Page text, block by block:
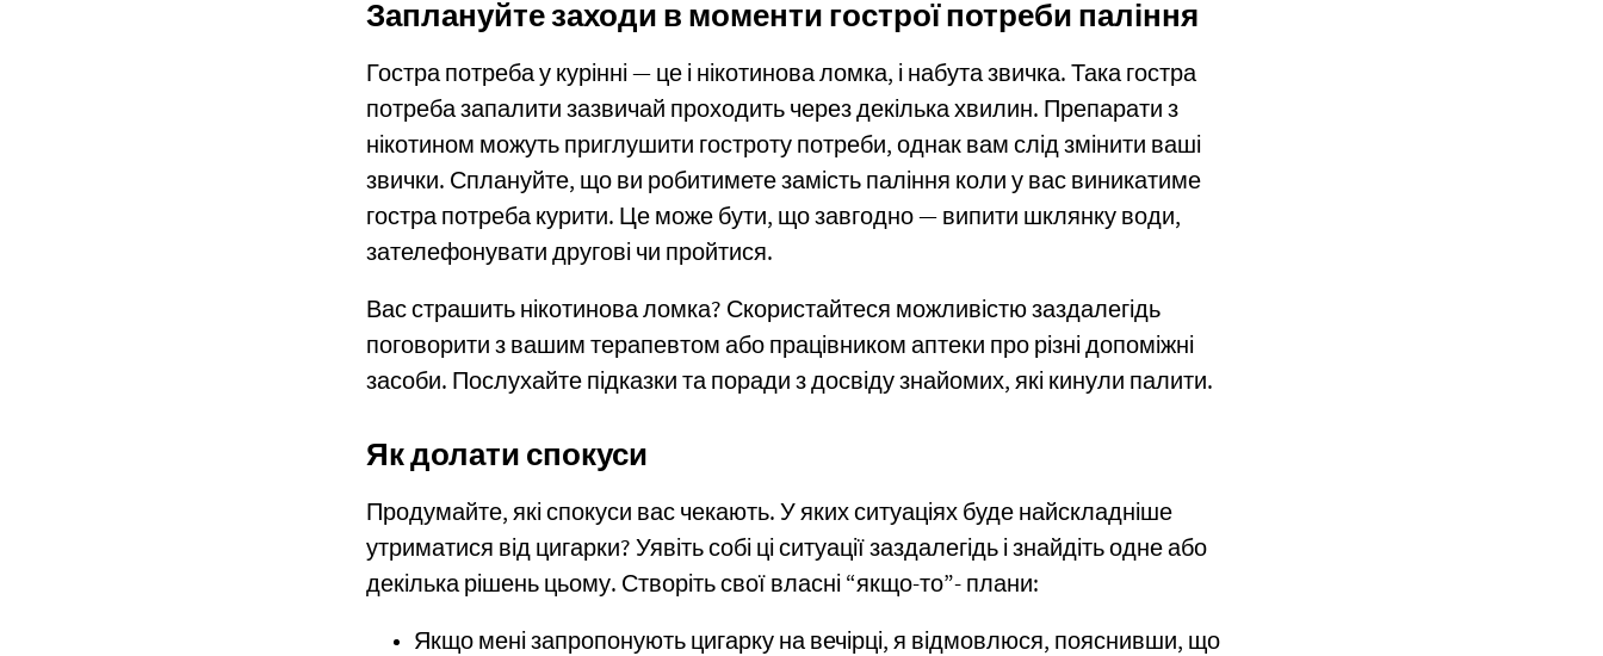
Заплануйте заходи в моменти гострої потреби паління
Гостра потреба у курінні — це і нікотинова ломка, і набута звичка. Така гостра
потреба запалити зазвичай проходить через декілька хвилин. Препарати з
нікотином можуть приглушити гостроту потреби, однак вам слід змінити ваші
звички. Сплануйте, що ви робитимете замість паління коли у вас виникатиме
гостра потреба курити. Це може бути, що завгодно — випити шклянку води,
зателефонувати другові чи пройтися.
Вас страшить нікотинова ломка? Скористайтеся можливістю заздалегідь
поговорити з вашим терапевтом або працівником аптеки про різні допоміжні
засоби. Послухайте підказки та поради з досвіду знайомих, які кинули палити.
Як долати спокуси
Продумайте, які спокуси вас чекають. У яких ситуаціях буде найскладніше
утриматися від цигарки? Уявіть собі ці ситуації заздалегідь і знайдіть одне або
декілька рішень цьому. Створіть свої власні “якщо-то”- плани:
Якщо мені запропонують цигарку на вечірці, я відмовлюся, пояснивши, що